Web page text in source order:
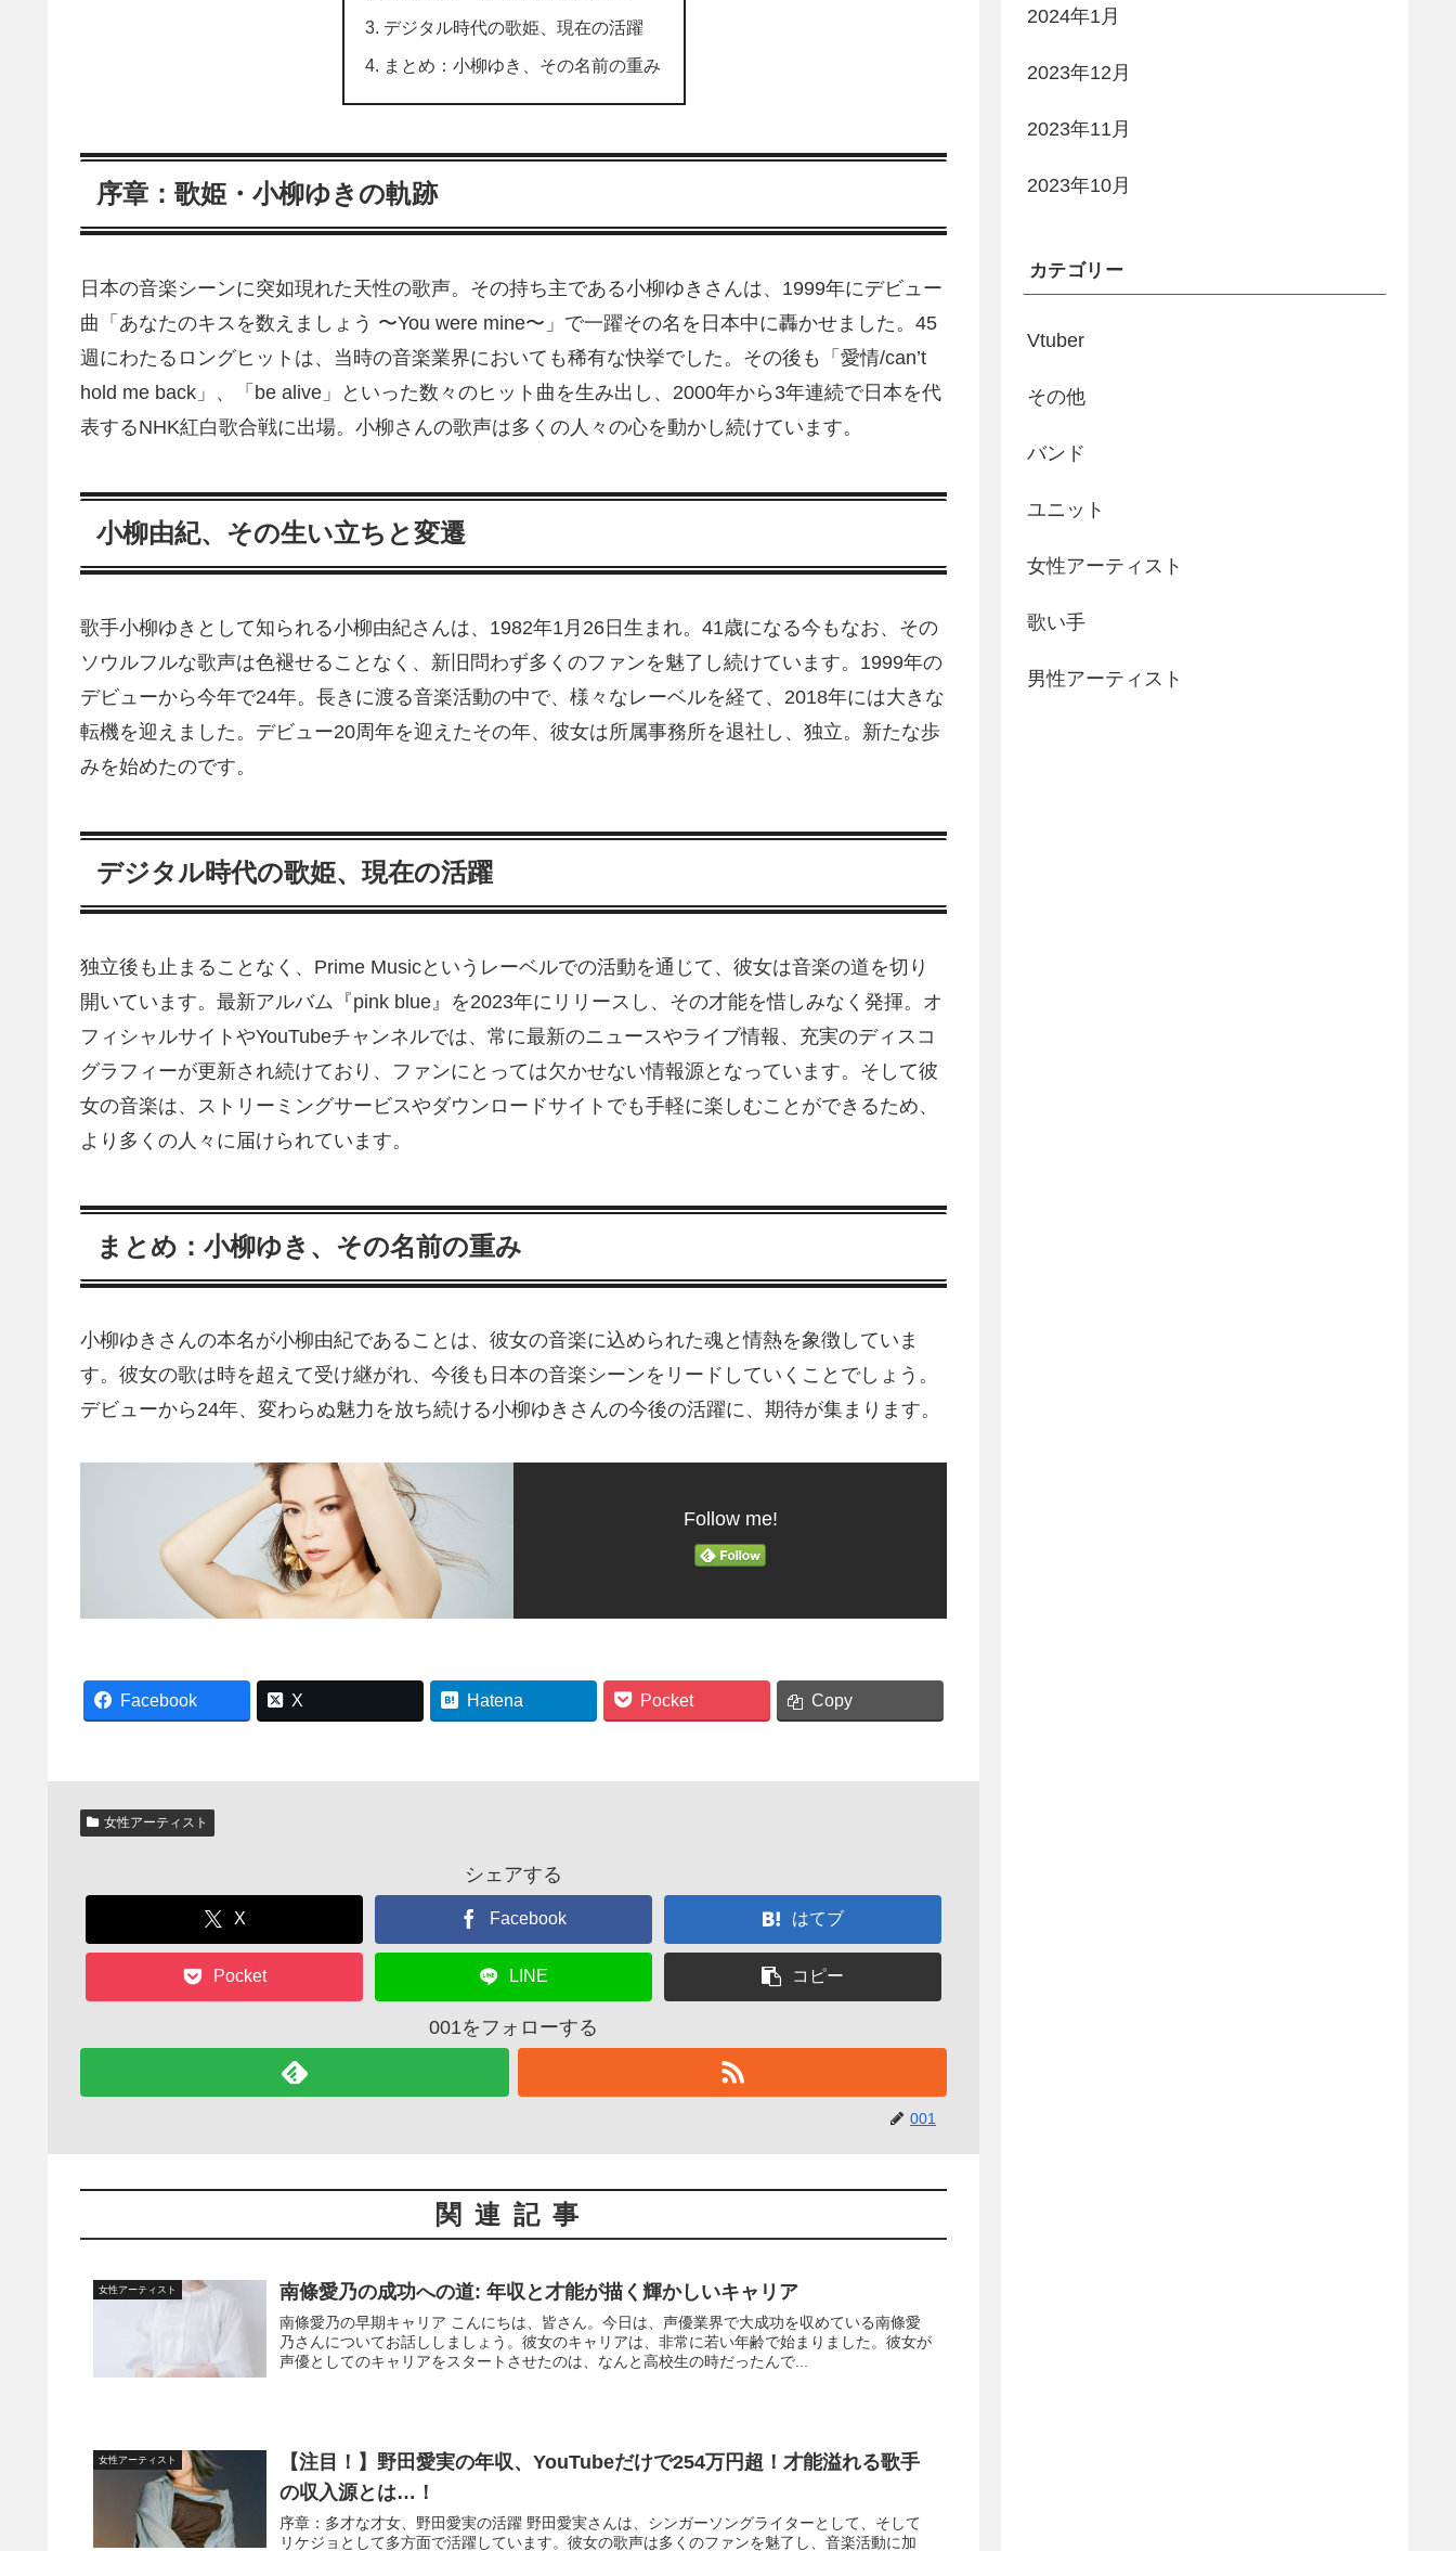
デジタル時代の歌姫、現在の活躍
まとめ：小柳ゆき、その名前の重み
序章：歌姫・小柳ゆきの軌跡
日本の音楽シーンに突如現れた天性の歌声。その持ち主である小柳ゆきさんは、1999年にデビュー
曲「あなたのキスを数えましょう 〜You were mine〜」で一躍その名を日本中に轟かせました。45
週にわたるロングヒットは、当時の音楽業界においても稀有な快挙でした。その後も「愛情/can’t
hold me back」、「be alive」といった数々のヒット曲を生み出し、2000年から3年連続で日本を代
表するNHK紅白歌合戦に出場。小柳さんの歌声は多くの人々の心を動かし続けています。
​小柳由紀、その生い立ちと変遷
歌手小柳ゆきとして知られる小柳由紀さんは、1982年1月26日生まれ。41歳になる今もなお、その
ソウルフルな歌声は色褪せることなく、新旧問わず多くのファンを魅了し続けています。1999年の
デビューから今年で24年。長きに渡る音楽活動の中で、様々なレーベルを経て、2018年には大きな
転機を迎えました。デビュー20周年を迎えたその年、彼女は所属事務所を退社し、独立。新たな歩
みを始めたのです。
デジタル時代の歌姫、現在の活躍
独立後も止まることなく、Prime Musicというレーベルでの活動を通じて、彼女は音楽の道を切り
開いています。最新アルバム『pink blue』を2023年にリリースし、その才能を惜しみなく発揮。オ
フィシャルサイトやYouTubeチャンネルでは、常に最新のニュースやライブ情報、充実のディスコ
グラフィーが更新され続けており、ファンにとっては欠かせない情報源となっています。そして彼
女の音楽は、ストリーミングサービスやダウンロードサイトでも手軽に楽しむことができるため、
より多くの人々に届けられています。
まとめ：小柳ゆき、その名前の重み
小柳ゆきさんの本名が小柳由紀であることは、彼女の音楽に込められた魂と情熱を象徴していま
す。彼女の歌は時を超えて受け継がれ、今後も日本の音楽シーンをリードしていくことでしょう。
デビューから24年、変わらぬ魅力を放ち続ける小柳ゆきさんの今後の活躍に、期待が集まります。
Follow me!
Facebook X Hatena Pocket Copy
女性アーティスト
シェアする
X Facebook はてブ
Pocket LINE コピー
001をフォローする
001
関連記事
女性アーティスト 南條愛乃の成功への道: 年収と才能が描く輝かしいキャリア
南條愛乃の早期キャリア こんにちは、皆さん。今日は、声優業界で大成功を収めている南條愛
乃さんについてお話ししましょう。彼女のキャリアは、非常に若い年齢で始まりました。彼女が
声優としてのキャリアをスタートさせたのは、なんと高校生の時だったんで...
女性アーティスト
【注目！】野田愛実の年収、YouTubeだけで254万円超！才能溢れる歌手
の収入源とは…！
序章：多才な才女、野田愛実の活躍 野田愛実さんは、シンガーソングライターとして、そして
リケジョとして多方面で活躍しています。彼女の歌声は多くのファンを魅了し、音楽活動に加
2024年1月
2023年12月
2023年11月
2023年10月
カテゴリー
Vtuber
その他
バンド
ユニット
女性アーティスト
歌い手
男性アーティスト